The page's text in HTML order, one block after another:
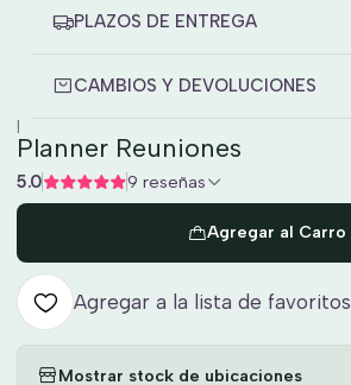
PLAZOS DE ENTREGA
CAMBIOS Y DEVOLUCIONES
|
Planner Reuniones
5.0 9 reseñas
Agregar al Carro
Agregar a la lista de favoritos
Mostrar stock de ubicaciones